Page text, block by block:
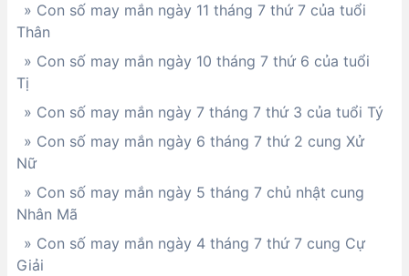
» Con số may mắn ngày 11 tháng 7 thứ 7 của tuổi
Thân
» Con số may mắn ngày 10 tháng 7 thứ 6 của tuổi
Tị
» Con số may mắn ngày 7 tháng 7 thứ 3 của tuổi Tý
» Con số may mắn ngày 6 tháng 7 thứ 2 cung Xử
Nữ
» Con số may mắn ngày 5 tháng 7 chủ nhật cung
Nhân Mã
» Con số may mắn ngày 4 tháng 7 thứ 7 cung Cự
Giải